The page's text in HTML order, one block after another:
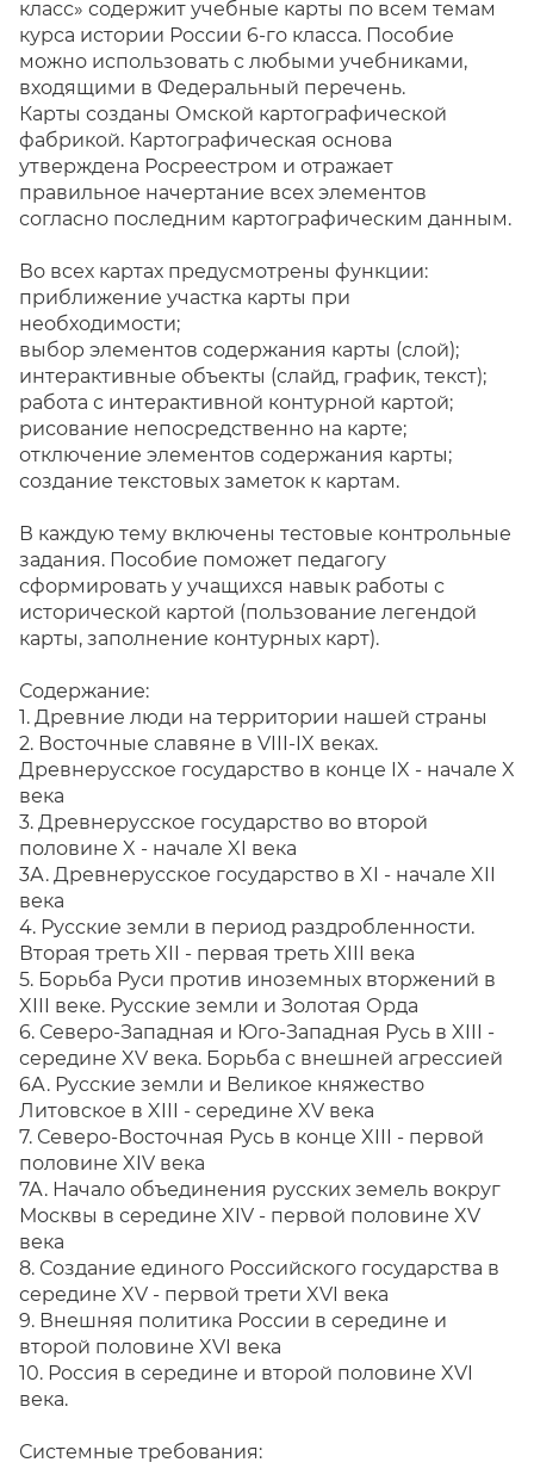
класс» содержит учебные карты по всем темам
курса истории России 6-го класса. Пособие
можно использовать с любыми учебниками,
входящими в Федеральный перечень.
Карты созданы Омской картографической
фабрикой. Картографическая основа
утверждена Росреестром и отражает
правильное начертание всех элементов
согласно последним картографическим данным.
Во всех картах предусмотрены функции:
приближение участка карты при
необходимости;
выбор элементов содержания карты (слой);
интерактивные объекты (слайд, график, текст);
работа с интерактивной контурной картой;
рисование непосредственно на карте;
отключение элементов содержания карты;
создание текстовых заметок к картам.
В каждую тему включены тестовые контрольные
задания. Пособие поможет педагогу
сформировать у учащихся навык работы с
исторической картой (пользование легендой
карты, заполнение контурных карт).
Содержание:
1. Древние люди на территории нашей страны
2. Восточные славяне в VIII-IX веках.
Древнерусское государство в конце IX - начале X
века
3. Древнерусское государство во второй
половине X - начале XI века
3А. Древнерусское государство в XI - начале XII
века
4. Русские земли в период раздробленности.
Вторая треть XII - первая треть XIII века
5. Борьба Руси против иноземных вторжений в
XIII веке. Русские земли и Золотая Орда
6. Северо-Западная и Юго-Западная Русь в XIII -
середине XV века. Борьба с внешней агрессией
6А. Русские земли и Великое княжество
Литовское в XIII - середине XV века
7. Северо-Восточная Русь в конце XIII - первой
половине XIV века
7А. Начало объединения русских земель вокруг
Москвы в середине XIV - первой половине XV
века
8. Создание единого Российского государства в
середине XV - первой трети XVI века
9. Внешняя политика России в середине и
второй половине XVI века
10. Россия в середине и второй половине XVI
века.
Системные требования: